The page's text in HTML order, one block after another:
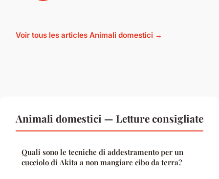
Voir tous les articles Animali domestici →
Animali domestici — Letture consigliate
Quali sono le tecniche di addestramento per un
cucciolo di Akita a non mangiare cibo da terra?